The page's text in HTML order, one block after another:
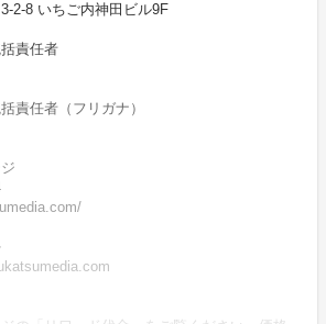
2-8 いちご内神田ビル9F
責任者
責任者（フリガナ）